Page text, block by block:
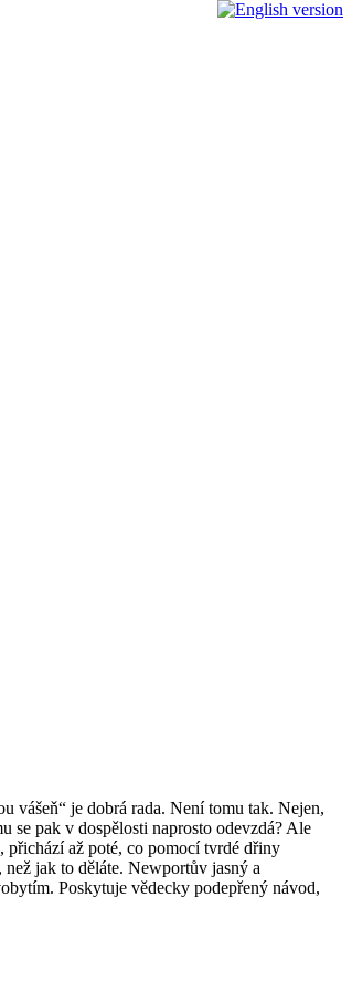
vášeň“ je dobrá rada. Není tomu tak. Nejen,
se pak v dospělosti naprosto odevzdá? Ale
přichází až poté, co pomocí tvrdé dřiny
jak to děláte. Newportův jasný a
Poskytuje vědecky podepřený návod,